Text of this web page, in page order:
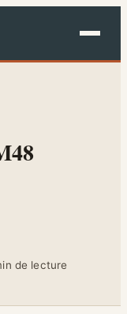
de lecture